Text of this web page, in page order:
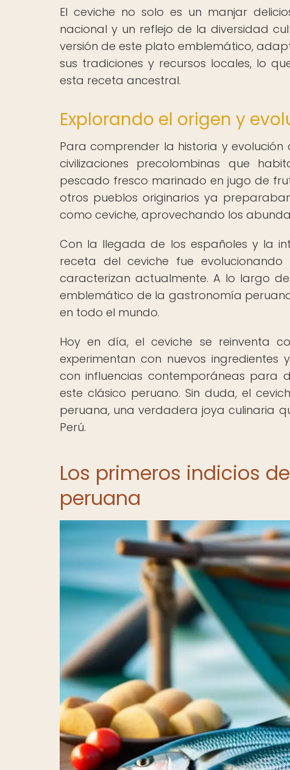
El ceviche no solo es un manjar
nacional y un reflejo de la diversidad
versión de este plato emblemático,
sus tradiciones y recursos locales, lo
esta receta ancestral.
Explorando el origen y
Para comprender la historia y
civilizaciones precolombinas que
pescado fresco marinado en jugo de
otros pueblos originarios ya
como ceviche, aprovechando los
Con la llegada de los españoles y la
receta del ceviche fue
caracterizan actualmente. A lo largo
emblemático de la gastronomía
en todo el mundo.
Hoy en día, el ceviche se reinventa
experimentan con nuevos ingredientes
con influencias contemporáneas para
este clásico peruano. Sin duda, el
peruana, una verdadera joya culinaria
Perú.
Los primeros indicios
peruana